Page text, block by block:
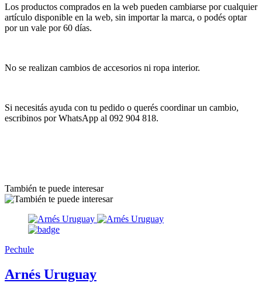
Los productos comprados en la web pueden cambiarse por cualquier
artículo disponible en la web, sin importar la marca, o podés optar
por un vale por 60 días.
No se realizan cambios de accesorios ni ropa interior.
Si necesitás ayuda con tu pedido o querés coordinar un cambio,
escribinos por WhatsApp al 092 904 818.
También te puede interesar
Pechule
Arnés Uruguay